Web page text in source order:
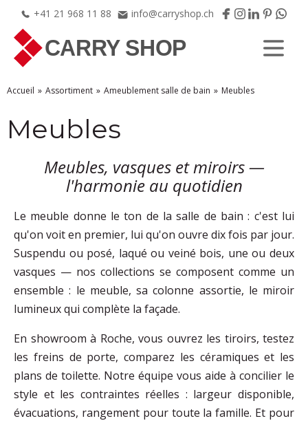
+41 21 968 11 88 info@carryshop.ch
Accueil Assortiment Ameublement salle de bain Meubles
Meubles
Meubles, vasques et miroirs —
l'harmonie au quotidien
Le meuble donne le ton de la salle de bain : c'est lui
qu'on voit en premier, lui qu'on ouvre dix fois par jour.
Suspendu ou posé, laqué ou veiné bois, une ou deux
vasques — nos collections se composent comme un
ensemble : le meuble, sa colonne assortie, le miroir
lumineux qui complète la façade.
En showroom à Roche, vous ouvrez les tiroirs, testez
les freins de porte, comparez les céramiques et les
plans de toilette. Notre équipe vous aide à concilier le
style et les contraintes réelles : largeur disponible,
évacuations, rangement pour toute la famille. Et pour